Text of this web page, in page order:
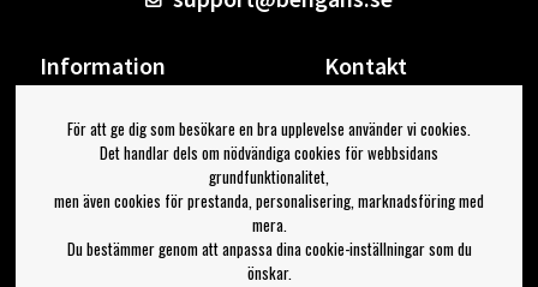
Information
Om Bengans
FAQ / Köp- & Leveransvillkor
Kontakt
Din sida
Logga ut
Jag vill ha tips från Bengans
För att ge dig som besökare en bra upplevelse använder vi cookies.
Det handlar dels om nödvändiga cookies för webbsidans
grundfunktionalitet,
men även cookies för prestanda, personalisering, marknadsföring med
mera.
Du bestämmer genom att anpassa dina cookie-inställningar som du
önskar.